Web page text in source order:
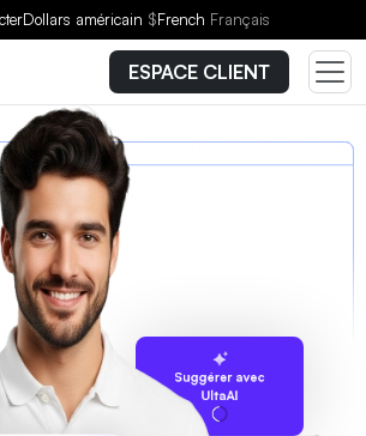
Dollars américain $French Français
ESPACE CLIENT
Suggérer avec
UltaAI